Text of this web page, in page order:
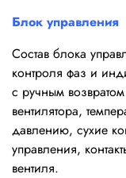
Блок управления
Состав блока
контроля фаз и
с ручным
вентилятора,
давлению, сухие
управления,
вентиля.